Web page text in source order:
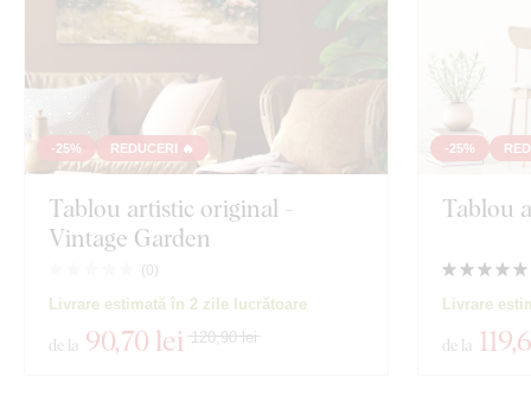
-25% REDUCERI 🔥
Tablou artistic original -
Vintage Garden
(0)
Livrare estimată în 2 zile lucrătoare
de la 90,70 lei 120,90 lei
-25%
Tablou
Livrare
de la 119